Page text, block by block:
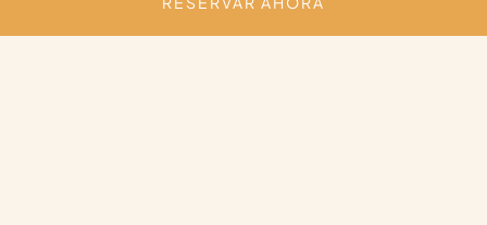
Arquitectura inigualable